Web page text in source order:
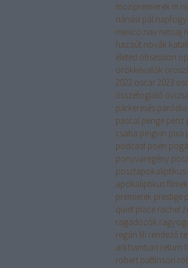
mozipremierek m
nánási pál
mexico nav nessaj
hazaút novák
életed obsession
örökkévalók
2022 oscar 2023
összefoglaló
párkeresés paródia
pascal penge pénz
csaba pingvin pixa
podcast poén
ponyvaregény
posztapokaliptikus
apokaliptikus filmek
premierek prestige
quiet place rachel
ragadozók
regán lili rendező
arkhamban return
robert pattinson